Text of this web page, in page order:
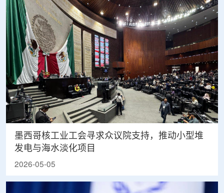
墨西哥核工业工会寻求众议院支持，推动小型堆
发电与海水淡化项目
2026-05-05